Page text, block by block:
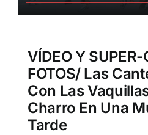
VÍDEO Y SUPER-
FOTOS/ Las
Con Las
Charro En Una
Tarde